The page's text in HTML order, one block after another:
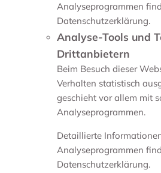
Analyseprogrammen
Datenschutzerklärung.
Analyse-Tools und
Drittanbietern
Beim Besuch dieser
Verhalten statistisch
geschieht vor allem mit
Analyseprogrammen.
Detaillierte
Analyseprogrammen
Datenschutzerklärung.